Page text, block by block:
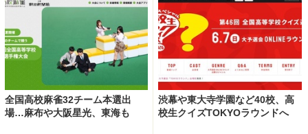
全国高校麻雀32チーム本選出
場…麻布や大阪星光、東海も
渋幕や東大寺学園など40校、高
校生クイズTOKYOラウンドへ